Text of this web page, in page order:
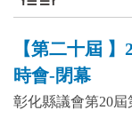
【第二十屆
時會-閉幕
彰化縣議會第20屆